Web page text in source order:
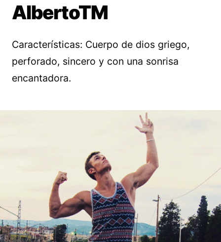
AlbertoTM
Características: Cuerpo de dios griego,
perforado, sincero y con una sonrisa
encantadora.